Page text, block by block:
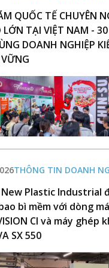
QUỐC TẾ CHUYÊN
LỚN TẠI VIỆT NAM -
DOANH NGHIỆP
THÔNG TIN DOANH
Plastic Industrial
bì mềm với dòng
CI và máy ghép
SX 550